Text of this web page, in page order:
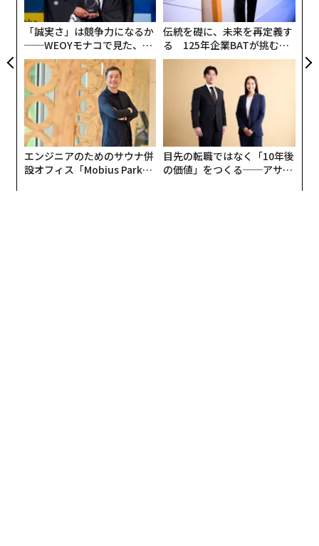
「誠実さ」は競争力になるか
──WEOYモナコで見た、く
ら寿司の経営哲学
伝統を礎に、未来を再定義す
る 125年企業BATが挑むス
モークレスな未来
エンジニアのためのサウナ併
設オフィス「Mobius Park」
目先の転職ではなく「10年後
の価値」をつくる──アサイ